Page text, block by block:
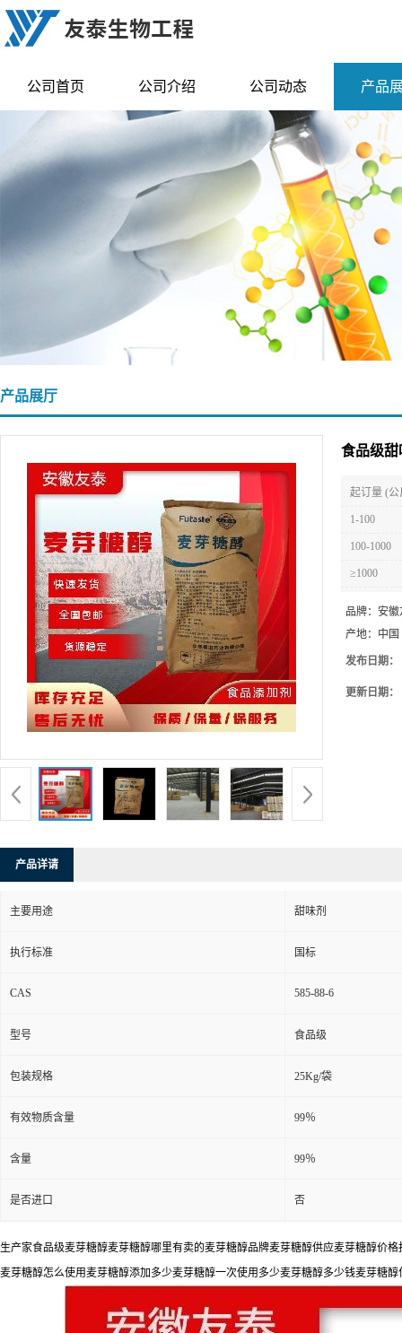
公司首页 公司介绍 公司动态 产品
产品展厅
食品级甜
起订量 (公
1-100
100-1000
≥1000
品牌： 安徽
产地： 中国
发布日期：
更新日期：
产品详请
主要用途 甜味剂
执行标准 国标
CAS 585-88-6
型号 食品级
包装规格 25Kg/袋
有效物质含量 99％
含量 99％
是否进口 否
生产家食品级麦芽糖醇麦芽糖醇哪里有卖的麦芽糖醇品牌麦芽糖醇供应麦芽糖醇价
麦芽糖醇怎么使用麦芽糖醇添加多少麦芽糖醇一次使用多少麦芽糖醇多少钱麦芽糖